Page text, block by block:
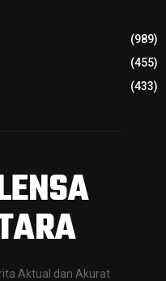
(989)
(455)
(433)
Aktual dan Akurat